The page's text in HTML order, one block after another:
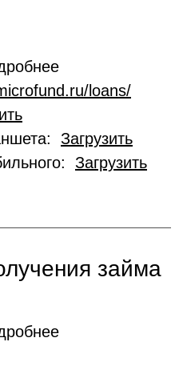
loans/
Загрузить
Загрузить
займа